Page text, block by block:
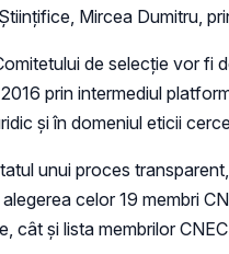
Mircea Dumitru,
de selecţie vor fi
prin intermediul
şi în domeniul eticii
unui proces
celor 19 membri
cât şi lista membrilor